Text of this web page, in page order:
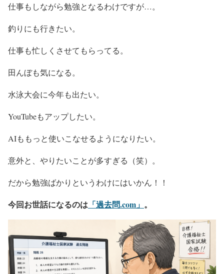
仕事もしながら勉強となるわけですが…。
釣りにも行きたい。
仕事も忙しくさせてもらってる。
田んぼも気になる。
水泳大会に今年も出たい。
YouTubeもアップしたい。
AIももっと使いこなせるようになりたい。
意外と、やりたいことが多すぎる（笑）。
だから勉強ばかりというわけにはいかん！！
今回お世話になるのは 「過去問.com」 。